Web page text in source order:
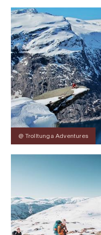
@ Trolltunga Adventures